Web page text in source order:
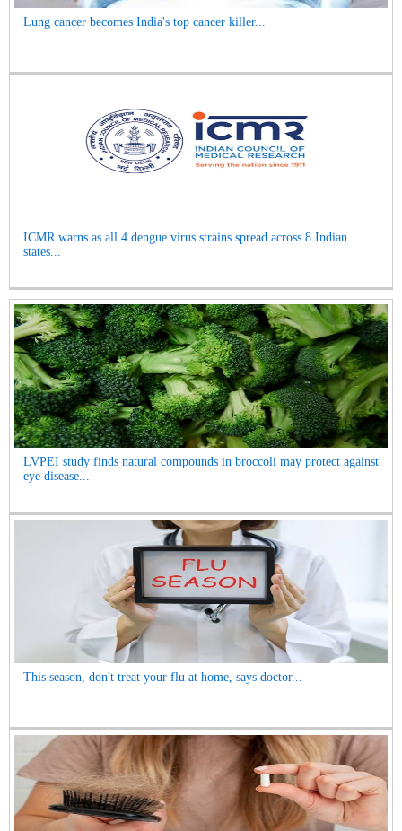
Lung cancer becomes India's top cancer killer...
ICMR warns as all 4 dengue virus strains spread across 8 Indian
states...
LVPEI study finds natural compounds in broccoli may protect against
eye disease...
This season, don't treat your flu at home, says doctor...